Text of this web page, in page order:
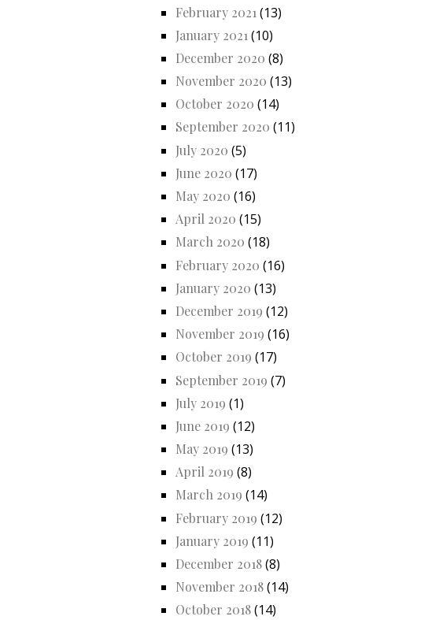
February 2021 (13)
January 2021 (10)
December 2020 (8)
November 2020 (13)
October 2020 (14)
September 2020 (11)
July 2020 (5)
June 2020 (17)
May 2020 (16)
April 2020 (15)
March 2020 (18)
February 2020 (16)
January 2020 (13)
December 2019 (12)
November 2019 (16)
October 2019 (17)
September 2019 (7)
July 2019 (1)
June 2019 (12)
May 2019 (13)
April 2019 (8)
March 2019 (14)
February 2019 (12)
January 2019 (11)
December 2018(8)
November 2018(14)
October 2018(14)